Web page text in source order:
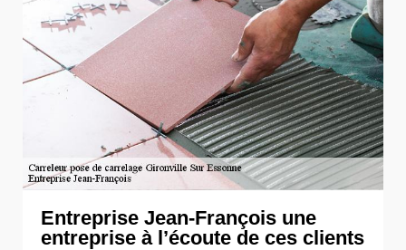
Entreprise Jean-François une
entreprise à l’écoute de ces clients